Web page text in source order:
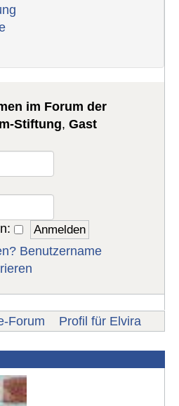
im Forum der
Stiftung,Gast
Benutzername
Forum Profil für Elvira